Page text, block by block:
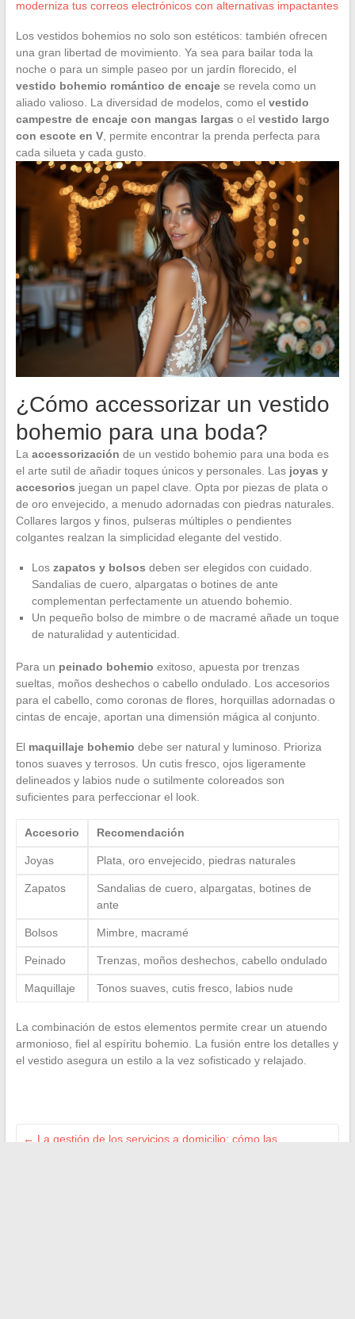
moderniza tus correos electrónicos con alternativas impactantes
Los vestidos bohemios no solo son estéticos: también ofrecen
una gran libertad de movimiento. Ya sea para bailar toda la
noche o para un simple paseo por un jardín florecido, el
vestido bohemio romántico de encajese revela como un
aliado valioso. La diversidad de modelos, como el vestido
campestre de encaje con mangas largas o el vestido largo
con escote en V, permite encontrar la prenda perfecta para
cada silueta y cada gusto.
¿Cómo accessorizar un vestido
bohemio para una boda?
La accessorización de un vestido bohemio para una boda es
el arte sutil de añadir toques únicos y personales. Las joyas y
accesorios juegan un papel clave. Opta por piezas de plata o
de oro envejecido, a menudo adornadas con piedras naturales.
Collares largos y finos, pulseras múltiples o pendientes
colgantes realzan la simplicidad elegante del vestido.
Los zapatos y bolsos deben ser elegidos con cuidado.
Sandalias de cuero, alpargatas o botines de ante
complementan perfectamente un atuendo bohemio.
Un pequeño bolso de mimbre o de macramé añade un toque
de naturalidad y autenticidad.
Para un peinado bohemio exitoso, apuesta por trenzas
sueltas, moños deshechos o cabello ondulado. Los accesorios
para el cabello, como coronas de flores, horquillas adornadas o
cintas de encaje, aportan una dimensión mágica al conjunto.
El maquillaje bohemio debe ser natural y luminoso. Prioriza
tonos suaves y terrosos. Un cutis fresco, ojos ligeramente
delineados y labios nude o sutilmente coloreados son
suficientes para perfeccionar el look.
Accesorio Recomendación
Joyas Plata, oro envejecido, piedras naturales
Zapatos
Sandalias de cuero, alpargatas, botines de
ante
Bolsos Mimbre, macramé
Peinado Trenzas, moños deshechos, cabello ondulado
Maquillaje Tonos suaves, cutis fresco, labios nude
La combinación de estos elementos permite crear un atuendo
armonioso, fiel al espíritu bohemio. La fusión entre los detalles y
el vestido asegura un estilo a la vez sofisticado y relajado.
← La gestión de los servicios a domicilio: cómo las